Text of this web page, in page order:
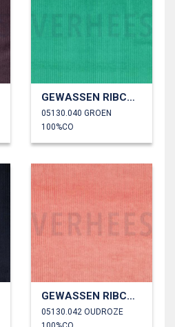
GEWASSEN RIBCORDUROY 4.5W
05130.040 GROEN
100%CO
GEWASSEN RIBCORDUROY 4.5W
05130.042 OUDROZE